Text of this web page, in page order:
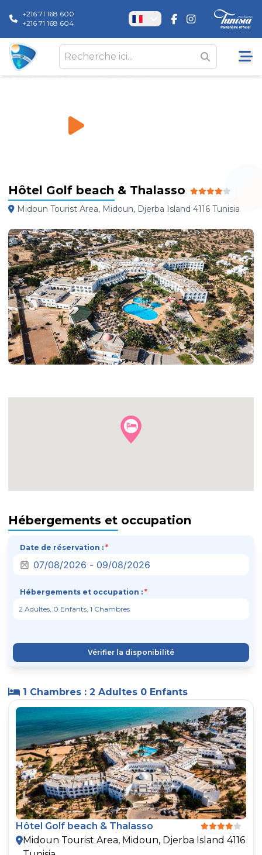
+216 71 168 600
+216 71 168 604
Hôtel Golf beach & Thalasso
Midoun Tourist Area, Midoun, Djerba Island 4116 Tunisia
photos
Hébergements et occupation
Date de réservation : *
Hébergements et occupation : *
Vérifier la disponibilité
1 Chambres : 2 Adultes 0 Enfants
Hôtel Golf beach & Thalasso
Midoun Tourist Area, Midoun, Djerba Island 4116